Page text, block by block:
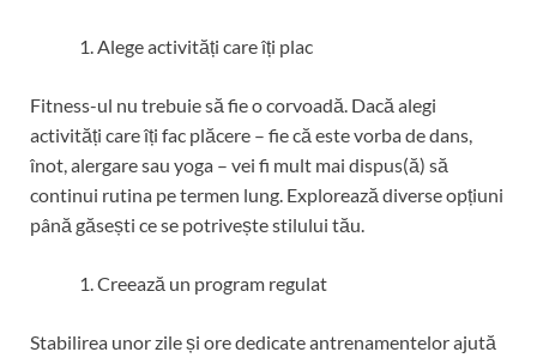
Alege activități care îți plac
Fitness-ul nu trebuie să fie o corvoadă. Dacă alegi
activități care îți fac plăcere – fie că este vorba de dans,
înot, alergare sau yoga – vei fi mult mai dispus(ă) să
continui rutina pe termen lung. Explorează diverse opțiuni
până găsești ce se potrivește stilului tău.
Creează un program regulat
Stabilirea unor zile și ore dedicate antrenamentelor ajută